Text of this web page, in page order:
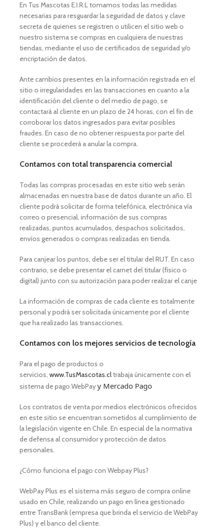
En Tus Mascotas E.I.R.L tomamos todas las medidas
necesarias para resguardar la seguridad de datos y clave
secreta de quienes se registren o utilicen el sitio web o
nuestro sistema se compras en cualquiera de nuestras
tiendas, mediante el uso de certificados de seguridad y/o
encriptación de datos.
Ante cambios presentes en la información registrada en el
sitio o irregularidades en las transacciones en cuanto a la
identificación del cliente o del medio de pago, se
contactará al cliente en un plazo de 24 horas, con el fin de
corroborar los datos ingresados para evitar posibles
fraudes. En caso de no obtener respuesta por parte del
cliente se procederá a anular la compra.
Contamos con total transparencia comercial
Todas las compras procesadas en este sitio web serán
almacenadas en nuestra base de datos durante un año. El
cliente podrá solicitar de forma telefónica, electrónica vía
correo o presencial, información de sus compras
realizadas, puntos acumulados, despachos solicitados,
envíos generados o compras realizadas en tienda.
Para canjear los puntos, debe ser el titular del RUT. En caso
contrario, se debe presentar el carnet del titular (físico o
digital) junto con su autorización para poder realizar el canje
La información de compras de cada cliente es totalmente
personal y podrá ser solicitada únicamente por el cliente
que ha realizado las transacciones.
Contamos con los mejores servicios de tecnología
Para el pago de productos o
servicios, www.TusMascotas.cltrabaja únicamente con el
sistema de pago WebPayy Mercado Pago
Los contratos de venta por medios electrónicos ofrecidos
en este sitio se encuentran sometidos al cumplimiento de
la legislación vigente en Chile. En especial de la normativa
de defensa al consumidor y protección de datos
personales.
¿Cómo funciona el pago con Webpay Plus?
WebPay Plus es el sistema más seguro de compra online
usado en Chile, realizando un pago en línea gestionado
entre TransBank (empresa que brinda el servicio de WebPay
Plus) y el banco del cliente.